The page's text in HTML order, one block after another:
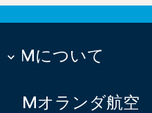
KLMについて
keyboard_arrow_down
KLMオランダ航空